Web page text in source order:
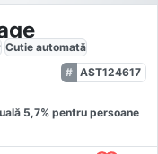
Cutie automată
AST124617
5,7% pentru persoane